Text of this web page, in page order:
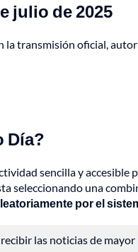
julio de 2025
la transmisión oficial,
Día?
sencilla y accesible
seleccionando una
por el
recibir las noticias de